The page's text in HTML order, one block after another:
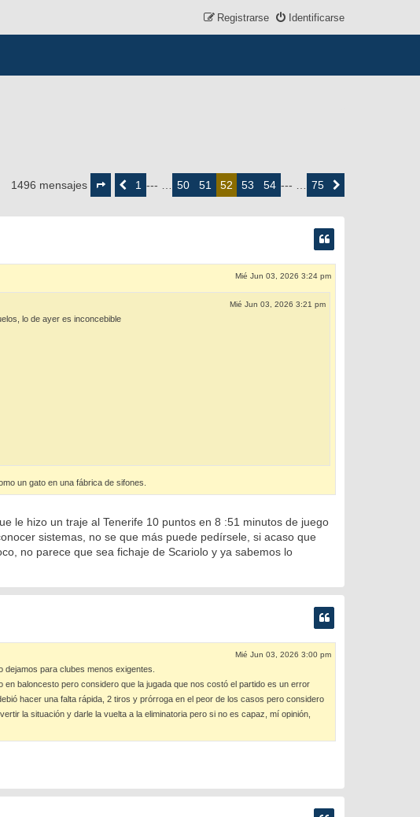
Identificarse
Registrarse
1496 mensajes
deAnterior1 --- … 50 51 52 53 54 --- … 75
Siguiente
Mié Jun 03, 2026 3:24 pm
Mié Jun 03, 2026 3:21 pm
lo de ayer es inconcebible
un gato en una fábrica de sifones.
le hizo un traje al Tenerife 10 puntos en 8 :51 minutos de juego
sistemas, no se que más puede pedírsele, si acaso que
no parece que sea fichaje de Scariolo y ya sabemos lo
Mié Jun 03, 2026 3:00 pm
para clubes menos exigentes.
baloncesto pero considero que la jugada que nos costó el partido es un error
hacer una falta rápida, 2 tiros y prórroga en el peor de los casos pero considero
la situación y darle la vuelta a la eliminatoria pero si no es capaz, mí opinión,